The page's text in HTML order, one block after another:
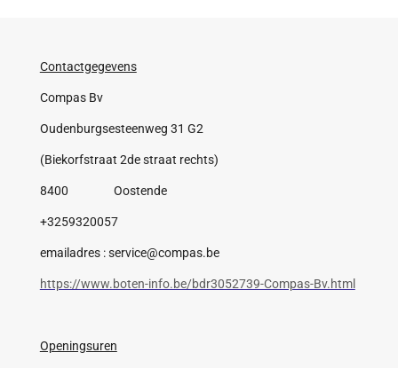
Contactgegevens
Compas Bv
Oudenburgsesteenweg 31 G2
(Biekorfstraat 2de straat rechts)
8400 Oostende
+3259320057
emailadres : service@compas.be
https://www.boten-info.be/bdr3052739-Compas-Bv.html
Openingsuren